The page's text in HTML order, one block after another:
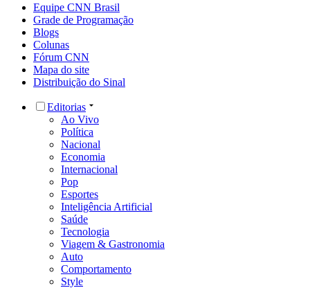
Equipe CNN Brasil
Grade de Programação
Blogs
Colunas
Fórum CNN
Mapa do site
Distribuição do Sinal
Editorias
Ao Vivo
Política
Nacional
Economia
Internacional
Pop
Esportes
Inteligência Artificial
Saúde
Tecnologia
Viagem & Gastronomia
Auto
Comportamento
Style